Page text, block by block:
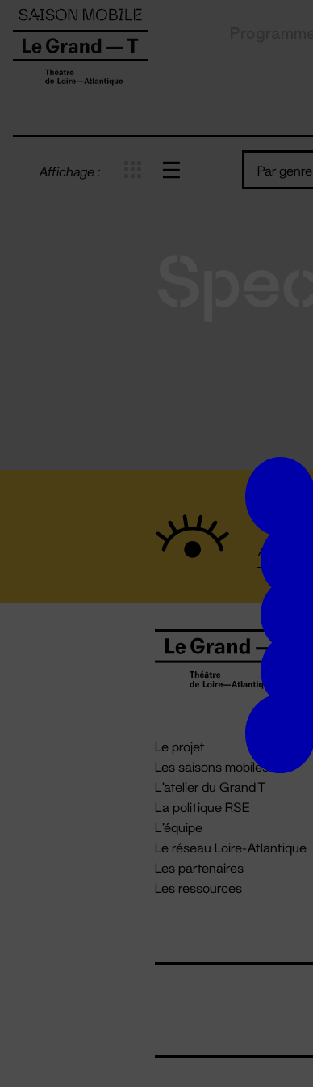
Affichage : Par genre
Le projet
Les saisons mobiles
L'atelier du Grand T
La politique RSE
L'équipe
Le réseau Loire-Atlantique
Les partenaires
Les ressources
Panneau de gestion des cookies